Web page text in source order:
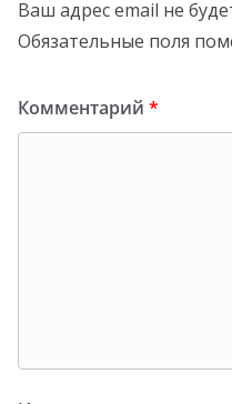
Ваш адрес email не
Обязательные поля
Комментарий *